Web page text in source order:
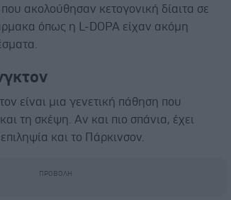
που ακολούθησαν κετογονική δίαιτα σε
όπως η L-DOPA είχαν ακόμη
είναι μια γενετική πάθηση που
τη σκέψη. Αν και πιο σπάνια, έχει
και το Πάρκινσον.